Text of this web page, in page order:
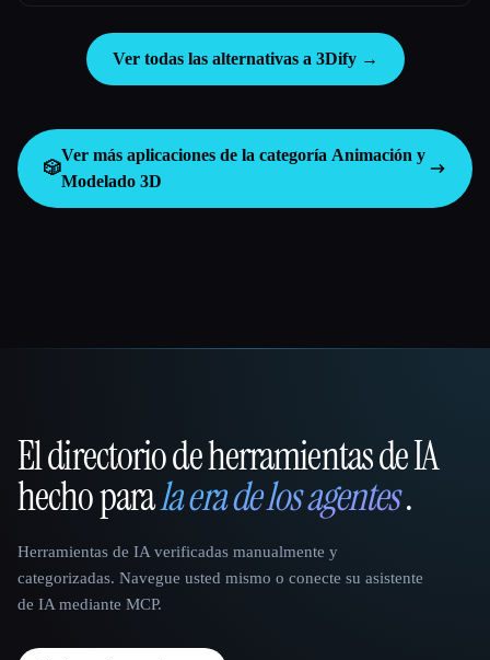
Ver todas las alternativas a 3Dify →
🎲
Ver más aplicaciones de la categoría Animación y
Modelado 3D
That AI Collection
El directorio de herramientas de IA
hecho parala era de los agentes.
Herramientas de IA verificadas manualmente y
categorizadas. Navegue usted mismo o conecte su asistente
de IA mediante MCP.